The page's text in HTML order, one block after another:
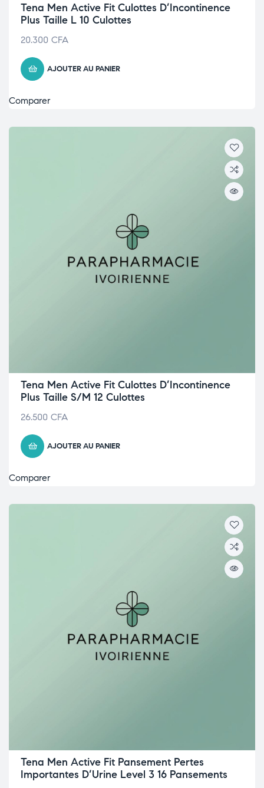
Tena Men Active Fit Culottes D’Incontinence
Plus Taille L 10 Culottes
20.300 CFA
AJOUTER AU PANIER
Comparer
Tena Men Active Fit Culottes D’Incontinence
Plus Taille S/M 12 Culottes
26.500 CFA
AJOUTER AU PANIER
Comparer
Tena Men Active Fit Pansement Pertes
Importantes D’Urine Level 3 16 Pansements